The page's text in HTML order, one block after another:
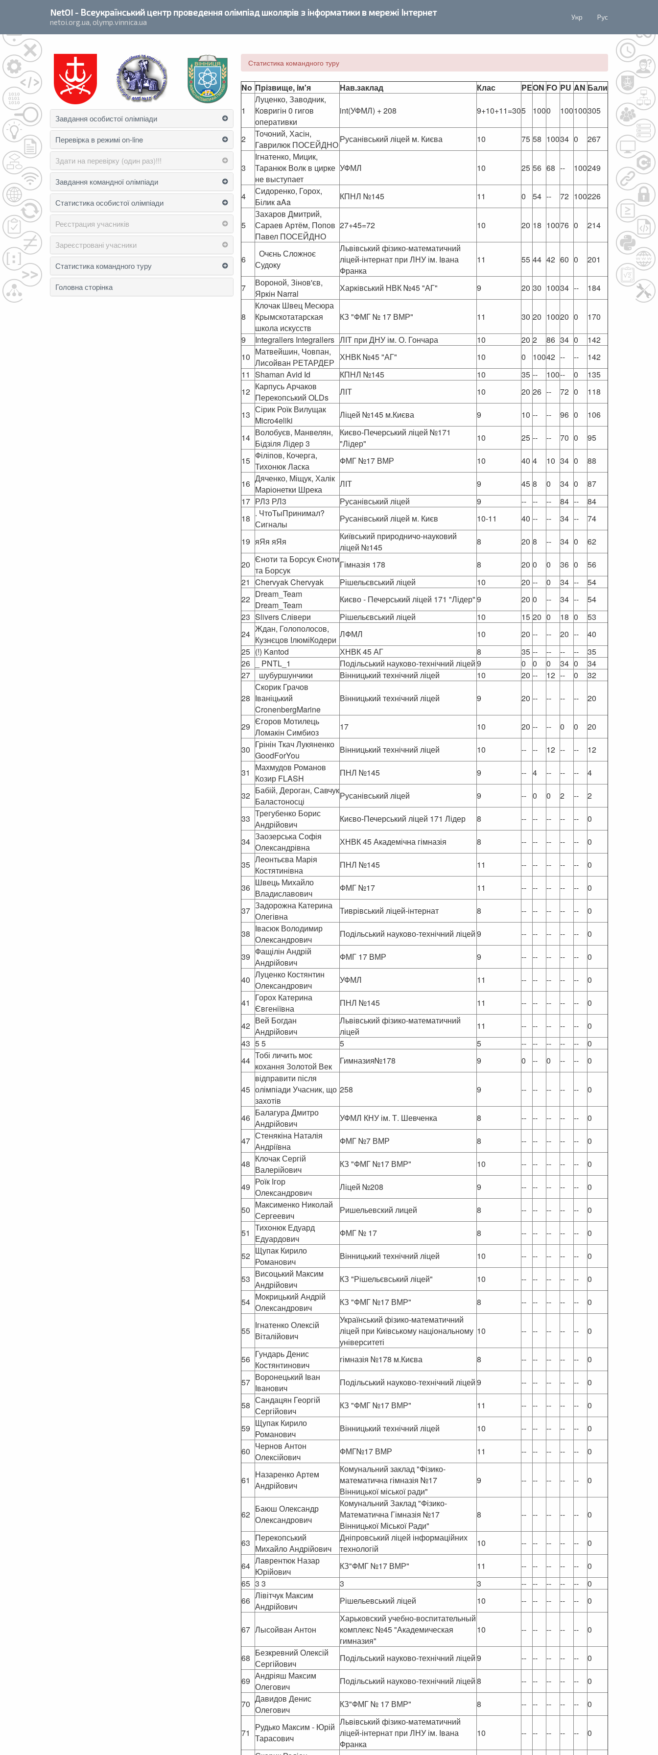
NetOI - Всеукраїнський центр проведення олімпіад школярів з інформатики в мережі Інтернет
netoi.org.ua, olymp.vinnica.ua
Укр Рус
Завдання особистої олімпіади
Перевірка в режимі on-line
Здати на перевірку (один раз)!!!
Завдання командної олімпіади
Статистика особистої олімпіади
Реєстрация учасників
Зареєстровані учасники
Статистика командного туру
Головна сторінка
Статистика командного туру
No Прізвище, iм'я Нав.заклад Клас PEON FO PU AN Бали
1
Луценко, Заводник,
Ковригін 0 гигов
оперативки
int(УФМЛ) + 208 9+10+11=305 1000 100100305
2
Точоний, Хасін,
Гаврилюк ПОСЕЙДНО
Русанівський ліцей м. Києва 10 75 58 10034 0 267
3
Ігнатенко, Мицик,
Таранюк Волк в цирке
не выступает
УФМЛ 10 25 56 68 -- 100249
4
Сидоренко, Горох,
Білик aAa
КПНЛ №145 11 0 54 -- 72 100226
5
Захаров Дмитрий,
Сараев Артём, Попов
Павел ПОСЕЙДНО
27+45=72 10 20 18 10076 0 214
6
Очєнь Сложноє
Судоку
Львівський фізико-математичний
ліцей-інтернат при ЛНУ ім. Івана
Франка
11 55 44 42 60 0 201
7
Вороной, Зінов'єв,
Яркін Narral
Харківський НВК №45 "АГ" 9 20 30 10034 -- 184
8
Клочак Швец Месюра
Крымскотатарская
школа искусств
КЗ "ФМГ № 17 ВМР" 11 30 20 10020 0 170
9 Integrallers Integrallers ЛІТ при ДНУ ім. О. Гончара 10 20 2 86 34 0
142
10 Матвейшин, Човпан,
Лисойван РЕТАРДЕР
ХНВК №45 "АГ" 10 0 10042 -- --
142
11 Shaman Avid Id КПНЛ №145 10 35 -- 100-- 0
135
12 Карпусь Арчаков
Перекопський OLDs
ЛІТ 10 20 26 -- 72 0 118
13 Сірик Роїк Вилущак
Micro4eliki
Ліцей №145 м.Києва 9 10 -- -- 96 0 106
14 Волобуєв, Манвелян,
Бідзіля Лідер 3
Києво-Печерський ліцей №171
"Лідер"
10 25 -- -- 70 0 95
15 Філіпов, Кочерга,
Тихонюк Ласка
ФМГ №17 ВМР 10 40 4 10 34 0 88
16 Дяченко, Міщук, Халік
Маріонетки Шрека
ЛІТ 9 45 8 0 34 0
87
17 РЛ3 РЛ3 Русанівський ліцей 9 -- -- -- 84 --
84
18 . ЧтоТыПринимал?
Сигналы
Русанівський ліцей м. Києв 10-11 40 -- -- 34 -- 74
19 яЯя яЯя
Київський природничо-науковий
ліцей №145
8 20 8 -- 34 0 62
20 Єноти та Борсук Єноти
та Борсук
Гімназія 178 8 20 0 0 36 0
56
21 Chervyak Chervyak Рішельєвський ліцей 10 20 -- 0 34 --
54
22 Dream_Team
Dream_Team
Києво - Печерський ліцей 171 "Лідер"9 20 0 -- 34 --
54
23 Slivers Слівери Рішельєвський ліцей 10 15 20 0 18 0
53
24 Ждан, Голополосов,
Кузнєцов ІлюміКодери
ЛФМЛ 10 20 -- -- 20 --
40
25 (!) Kantod ХНВК 45 АГ 8 35 -- -- -- --
35
26
_ PNTL_1 Подільський науково-технічний ліцей9 0 0 0 34 0
34
27
шубуршунчики Вінницький технічний ліцей 10 20 -- 12 -- 0 32
28
Скорик Грачов
Іваніцький
CronenbergMarine
Вінницький технічний ліцей 9 20 -- -- -- -- 20
29 Єгоров Мотилець
Ломакін Симбиоз
17 10 20 -- -- 0 0 20
30 Грінін Ткач Лукяненко
GoodForYou
Вінницький технічний ліцей 10 -- -- 12 -- -- 12
31
Махмудов Романов
Козир FLASH
ПНЛ №145 9 -- 4 -- -- -- 4
32 Бабій, Дероган, Савчук
Баластоносці
Русанівський ліцей 9 -- 0 0 2 -- 2
33 Трегубенко Борис
Андрійович
Києво-Печерський ліцей 171 Лідер 8 -- -- -- -- -- 0
34 Заозерська Софія
Олександрівна
ХНВК 45 Академічна гімназія 8 -- -- -- -- -- 0
35 Леонтьєва Марія
Костятинівна
ПНЛ №145 11 -- -- -- -- -- 0
36 Швець Михайло
Владиславович
ФМГ №17 11 -- -- -- -- -- 0
37 Задорожна Катерина
Олегівна
Тиврівський ліцей-інтернат 8 -- -- -- -- -- 0
38 Івасюк Володимир
Олександрович
Подільський науково-технічний ліцей9 -- -- -- -- -- 0
39 Фащілін Андрій
Андрійович
ФМГ 17 ВМР 9 -- -- -- -- -- 0
40 Луценко Костянтин
Олександрович
УФМЛ 11 -- -- -- -- -- 0
41
Горох Катерина
Євгеніївна
ПНЛ №145 11 -- -- -- -- -- 0
42 Вей Богдан
Андрійович
Львівський фізико-математичний
ліцей
11 -- -- -- -- --
0
43 5 5 5 5 -- -- -- -- --
0
44 Тобі личить моє
кохання Золотой Век
Гимназия№178 9 0 -- 0 -- -- 0
45
відправити після
олімпіади Учасник, що
захотів
258 9 -- -- -- -- -- 0
46 Балагура Дмитро
Андрійович
УФМЛ КНУ ім. Т. Шевченка 8 -- -- -- -- -- 0
47 Стенякіна Наталія
Андріївна
ФМГ №7 ВМР 8 -- -- -- -- -- 0
48 Клочак Сергій
Валерійович
КЗ "ФМГ №17 ВМР" 10 -- -- -- -- -- 0
49 Роїк Ігор
Олександрович
Ліцей №208 9 -- -- -- -- -- 0
50 Максименко Николай
Сергеевич
Ришельевский лицей 8 -- -- -- -- -- 0
51 Тихонюк Едуард
Едуардович
ФМГ № 17 8 -- -- -- -- -- 0
52 Щупак Кирило
Романович
Вінницький технічний ліцей 10 -- -- -- -- -- 0
53 Висоцький Максим
Андрійович
КЗ "Рішельєвський ліцей" 10 -- -- -- -- -- 0
54 Мокрицький Андрій
Олександрович
КЗ "ФМГ №17 ВМР" 8 -- -- -- -- -- 0
55
Ігнатенко Олексій
Віталійович
Український фізико-математичний
ліцей при Киівському національному
університеті
10 -- -- -- -- -- 0
56 Гундарь Денис
Костянтинович
гімназія №178 м.Києва 8 -- -- -- -- -- 0
57 Воронецький Іван
Іванович
Подільський науково-технічний ліцей9 -- -- -- -- -- 0
58 Сандацян Георгій
Сергійович
КЗ "ФМГ №17 ВМР" 11 -- -- -- -- -- 0
59 Щупак Кирило
Романович
Вінницький технічний ліцей 10 -- -- -- -- -- 0
60 Чернов Антон
Олексійович
ФМГ№17 ВМР 11 -- -- -- -- -- 0
61
Назаренко Артем
Андрійович
Комунальний заклад "Фізико-
математична гімназія №17
Вінницької міської ради"
9 -- -- -- -- -- 0
62
Баюш Олександр
Олександрович
Комунальний Заклад "Фізико-
Математична Гімназія №17
Вінницької Міської Ради"
8 -- -- -- -- -- 0
63 Перекопський
Михайло Андрійович
Дніпровський ліцей інформаційних
технологій
10 -- -- -- -- -- 0
64 Лаврентюк Назар
Юрійович
КЗ"ФМГ №17 ВМР" 11 -- -- -- -- --
0
65 3 3 3 3 -- -- -- -- --
0
66 Лівітчук Максим
Андрійович
Рішельевський ліцей 10 -- -- -- -- -- 0
67 Лысойван Антон
Харьковский учебно-воспитательный
комплекс №45 "Академическая
гимназия"
10 -- -- -- -- -- 0
68 Безкревний Олексій
Сергійович
Подільський науково-технічний ліцей9 -- -- -- -- -- 0
69 Андріяш Максим
Олегович
Подільський науково-технічний ліцей8 -- -- -- -- -- 0
70 Давидов Денис
Олегович
КЗ"ФМГ № 17 ВМР" 8 -- -- -- -- -- 0
71
Рудько Максим - Юрій
Тарасович
Львівський фізико-математичний
ліцей-інтернат при ЛНУ ім. Івана
Франка
10 -- -- -- -- -- 0